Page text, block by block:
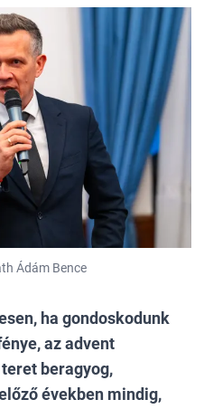
Ádám Bence
ha gondoskodunk
az advent
beragyog,
években mindig,